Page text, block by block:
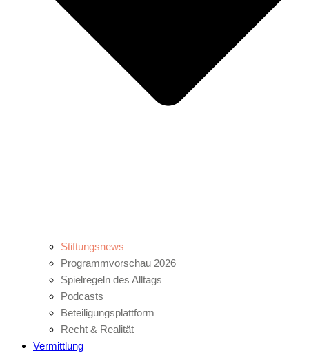
Stiftungsnews
Programmvorschau 2026
Spielregeln des Alltags
Podcasts
Beteiligungsplattform
Recht & Realität
Vermittlung